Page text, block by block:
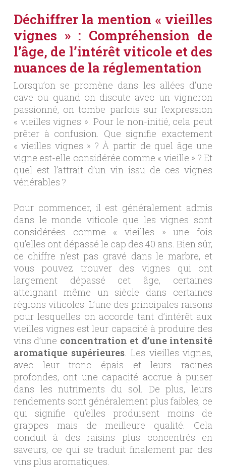
Déchiffrer la mention « vieilles
vignes » : Compréhension de
l’âge, de l’intérêt viticole et des
nuances de la réglementation
Lorsqu’on se promène dans les allées d’une
cave ou quand on discute avec un vigneron
passionné, on tombe parfois sur l’expression
« vieilles vignes ». Pour le non-initié, cela peut
prêter à confusion. Que signifie exactement
« vieilles vignes » ? À partir de quel âge une
vigne est-elle considérée comme « vieille » ? Et
quel est l’attrait d’un vin issu de ces vignes
vénérables ?
Pour commencer, il est généralement admis
dans le monde viticole que les vignes sont
considérées comme « vieilles » une fois
qu’elles ont dépassé le cap des 40 ans. Bien sûr,
ce chiffre n’est pas gravé dans le marbre, et
vous pouvez trouver des vignes qui ont
largement dépassé cet âge, certaines
atteignant même un siècle dans certaines
régions viticoles. L’une des principales raisons
pour lesquelles on accorde tant d’intérêt aux
vieilles vignes est leur capacité à produire des
vins d’une concentration et d’une intensité
aromatique supérieures. Les vieilles vignes,
avec leur tronc épais et leurs racines
profondes, ont une capacité accrue à puiser
dans les nutriments du sol. De plus, leurs
rendements sont généralement plus faibles, ce
qui signifie qu’elles produisent moins de
grappes mais de meilleure qualité. Cela
conduit à des raisins plus concentrés en
saveurs, ce qui se traduit finalement par des
vins plus aromatiques.